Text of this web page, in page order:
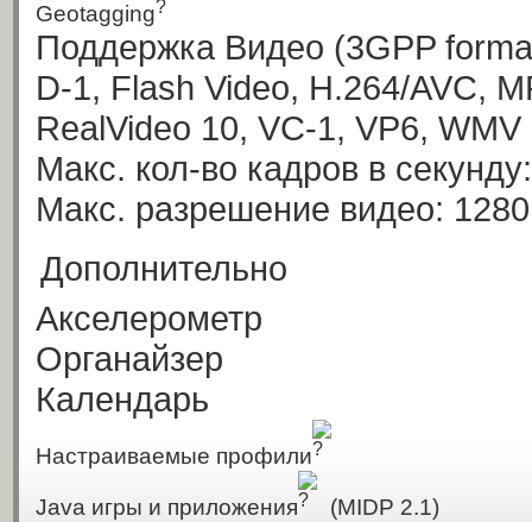
Geotagging
Поддержка Видео (3GPP
D-1, Flash Video, H.264/AVC,
RealVideo 10, VC-1, VP6, WMV
Макс. кол-во кадров в
Макс. разрешение видео:
Дополнительно
Акселерометр
Органайзер
Календарь
Настраиваемые профили
Java игры и приложения (MIDP 2.1)